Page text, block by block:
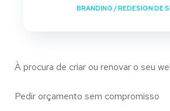
BRANDING /REDESIGN DE
À procura de criar ou renovar o seu
Pedir orçamento sem compromisso